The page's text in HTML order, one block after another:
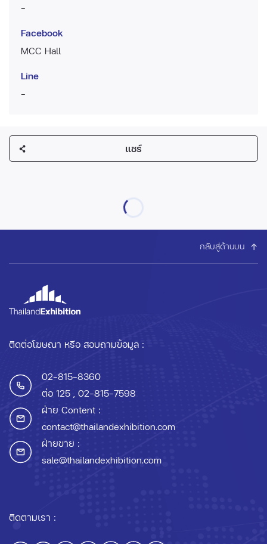
-
Facebook
MCC Hall
Line
-
แชร์
กลับสู่ด้านบน
ติดต่อโฆษณา หรือ สอบถามข้อมูล :
02-815-8360
ต่อ 125 , 02-815-7598
ฝ่าย Content :
contact@thailandexhibition.com
ฝ่ายขาย :
sale@thailandexhibition.com
ติดตามเรา :